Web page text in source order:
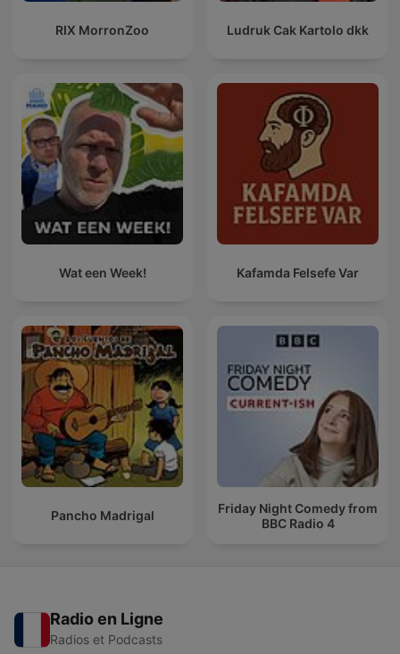
RIX MorronZoo Ludruk Cak Kartolo dkk
Wat een Week! Kafamda Felsefe Var
Pancho Madrigal
Friday Night Comedy from
BBC Radio 4
Radio en Ligne
Radios et Podcasts